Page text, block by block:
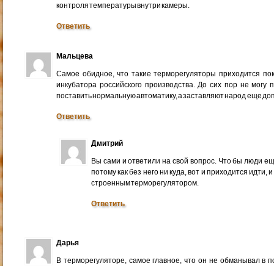
контроля температуры внутри камеры.
Ответить
Мальцева
Самое обидное, что такие терморегуляторы приходится
инкубатора российского производства. До сих пор не могу
поставить нормальную автоматику, а заставляют народ еще
Ответить
Дмитрий
Вы сами и ответили на свой вопрос. Что бы люди
потому как без него ни куда, вот и приходится идти,
строенным терморегулятором.
Ответить
Дарья
В терморегуляторе, самое главное, что он не обманывал в